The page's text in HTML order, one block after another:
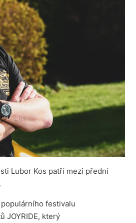
Lubor Kos patří mezi přední
festivalu
JOYRIDE, který